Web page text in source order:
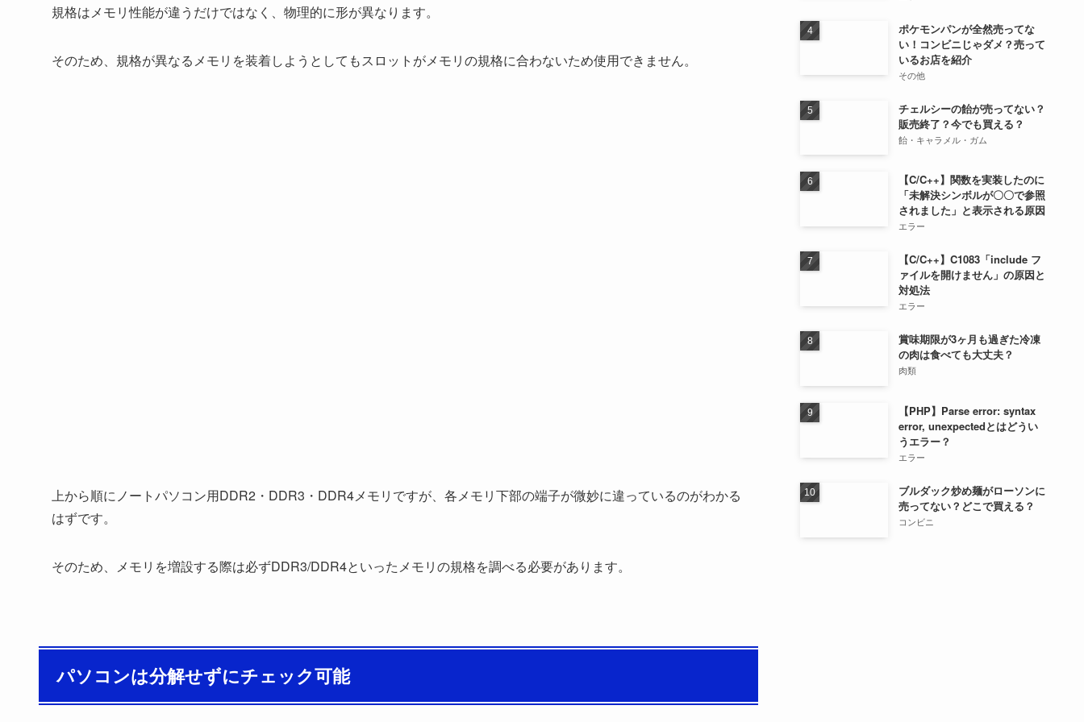
規格はメモリ性能が違うだけではなく、物理的に形が異なります。
そのため、規格が異なるメモリを装着しようとしてもスロットがメモリの規格に合わないため使用できません。
上から順にノートパソコン用DDR2・DDR3・DDR4メモリですが、各メモリ下部の端子が微妙に違っているのがわかる
はずです。
そのため、メモリを増設する際は必ずDDR3/DDR4といったメモリの規格を調べる必要があります。
パソコンは分解せずにチェック可能
ポケモンパンが全然売ってな
い！コンビニじゃダメ？売って
いるお店を紹介
その他
チェルシーの飴が売ってない？
販売終了？今でも買える？
飴・キャラメル・ガム
【C/C++】関数を実装したのに
「未解決シンボルが〇〇で参照
されました」と表示される原因
エラー
【C/C++】C1083「include フ
ァイルを開けません」の原因と
対処法
エラー
賞味期限が3ヶ月も過ぎた冷凍
の肉は食べても大丈夫？
肉類
【PHP】Parse error: syntax
error, unexpectedとはどうい
うエラー？
エラー
ブルダック炒め麺がローソンに
売ってない？どこで買える？
コンビニ